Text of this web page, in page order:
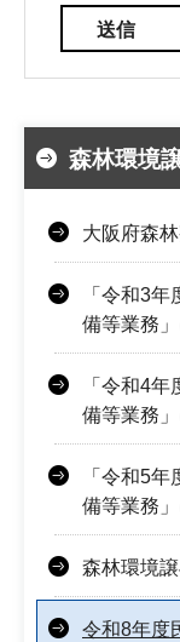
森林環境
大阪府森
「令和3
備等業務
「令和4
備等業務
「令和5
備等業務
森林環境
令和8年度